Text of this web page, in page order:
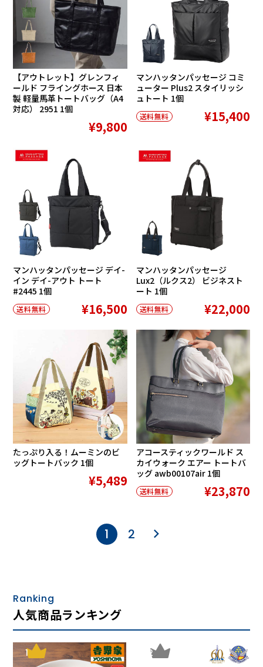
【アウトレット】グレンフィ
ールド フライングホース 日本
製 軽量馬革トートバッグ（A4
対応） 2951 1個
¥9,800
マンハッタンパッセージ コミ
ューター Plus2 スタイリッシ
ュトート 1個
送料無料 ¥15,400
マンハッタンパッセージ デイ-
イン デイ-アウト トート
#2445 1個
送料無料 ¥16,500
マンハッタンパッセージ
Lux2（ルクス2） ビジネスト
ート 1個
送料無料 ¥22,000
たっぷり入る！ムーミンのビ
ッグトートバック 1個
¥5,489
アコースティックワールド ス
カイウォーク エアー トートバ
ッグ awb00107air 1個
送料無料 ¥23,870
1 2
Ranking
人気商品ランキング
1 2